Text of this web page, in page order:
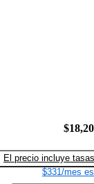
El precio incluye tasas
$331/mes